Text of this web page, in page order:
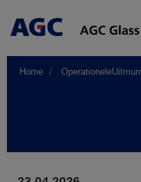
Main
Home